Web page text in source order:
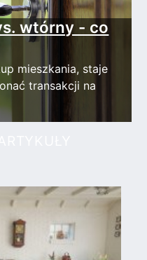
wtórny - co
mieszkania, staje
transakcji na